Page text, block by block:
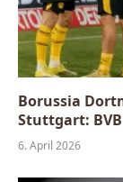
Borussia
Stuttgart:
6. April 2026